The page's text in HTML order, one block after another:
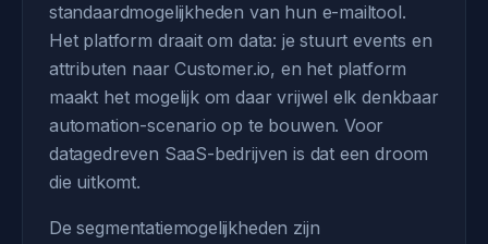
standaardmogelijkheden van hun e-mailtool.
Het platform draait om data: je stuurt events en
attributen naar Customer.io, en het platform
maakt het mogelijk om daar vrijwel elk denkbaar
automation-scenario op te bouwen. Voor
datagedreven SaaS-bedrijven is dat een droom
die uitkomt.
De segmentatiemogelijkheden zijn